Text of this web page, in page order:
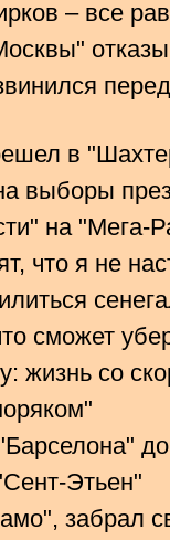
– все
в
выборы
на "Мега-
что я не
сможет
жизнь со
Этьен"
забрал